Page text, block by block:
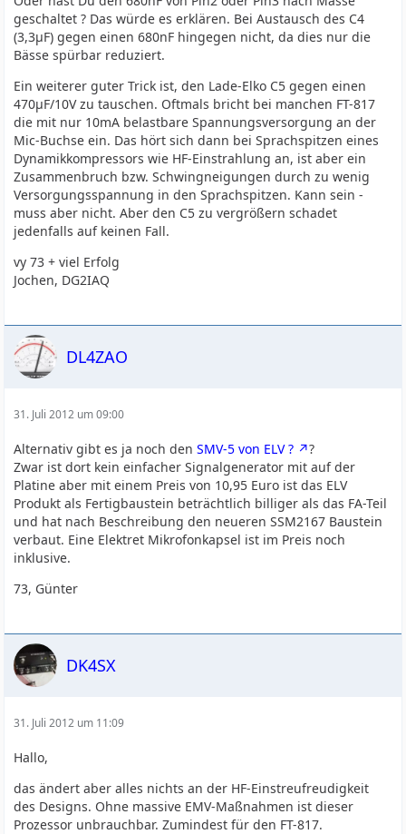
geschaltet ? Das würde es erklären. Bei Austausch des C4
(3,3µF) gegen einen 680nF hingegen nicht, da dies nur die
Bässe spürbar reduziert.
Ein weiterer guter Trick ist, den Lade-Elko C5 gegen einen
470µF/10V zu tauschen. Oftmals bricht bei manchen FT-817
die mit nur 10mA belastbare Spannungsversorgung an der
Mic-Buchse ein. Das hört sich dann bei Sprachspitzen eines
Dynamikkompressors wie HF-Einstrahlung an, ist aber ein
Zusammenbruch bzw. Schwingneigungen durch zu wenig
Versorgungsspannung in den Sprachspitzen. Kann sein -
muss aber nicht. Aber den C5 zu vergrößern schadet
jedenfalls auf keinen Fall.
vy 73 + viel Erfolg
Jochen, DG2IAQ
DL4ZAO
31. Juli 2012 um 09:00
Alternativ gibt es ja noch denSMV-5 von ELV ?
?
Zwar ist dort kein einfacher Signalgenerator mit auf der
Platine aber mit einem Preis von 10,95 Euro ist das ELV
Produkt als Fertigbaustein beträchtlich billiger als das FA-Teil
und hat nach Beschreibung den neueren SSM2167 Baustein
verbaut. Eine Elektret Mikrofonkapsel ist im Preis noch
inklusive.
73, Günter
DK4SX
31. Juli 2012 um 11:09
Hallo,
das ändert aber alles nichts an der HF-Einstreufreudigkeit
des Designs. Ohne massive EMV-Maßnahmen ist dieser
Prozessor unbrauchbar. Zumindest für den FT-817.